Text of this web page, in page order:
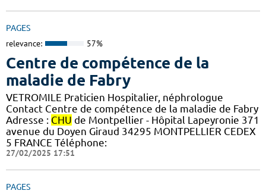
PAGES
relevance: 57%
Centre de compétence de la
maladie de Fabry
VETROMILE Praticien Hospitalier, néphrologue
Contact Centre de compétence de la maladie de Fabry
Adresse : CHU de Montpellier - Hôpital Lapeyronie 371
avenue du Doyen Giraud 34295 MONTPELLIER CEDEX
5 FRANCE Téléphone:
27/02/2025 17:51
PAGES